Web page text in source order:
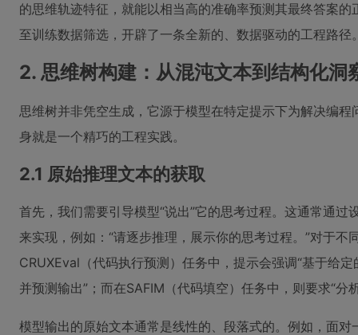
的思维轨迹特征，就能以相当高的准确率预测其最终答案
至训练数据筛选，开辟了一条全新的、数据驱动的工程路径
2. 思维树构建：从混沌文本到结构化洞
思维树并非凭空生成，它源于模型在特定提示下为解决编程
身就是一个精巧的工程实践。
2.1 原始推理文本的获取
首先，我们需要引导模型“说出”它的思考过程。这通常通
来实现，例如：“请逐步推理，展示你的思考过程。”对于
CRUXEval（代码执行预测）任务中，提示会强调“基于给
并预测输出”；而在SAFIM（代码填空）任务中，则要求“分
模型输出的原始文本通常是线性的、段落式的。例如，面对